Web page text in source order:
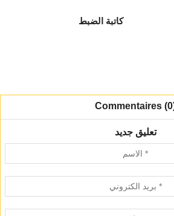
الضبط
Commentaires
تعليق جديد